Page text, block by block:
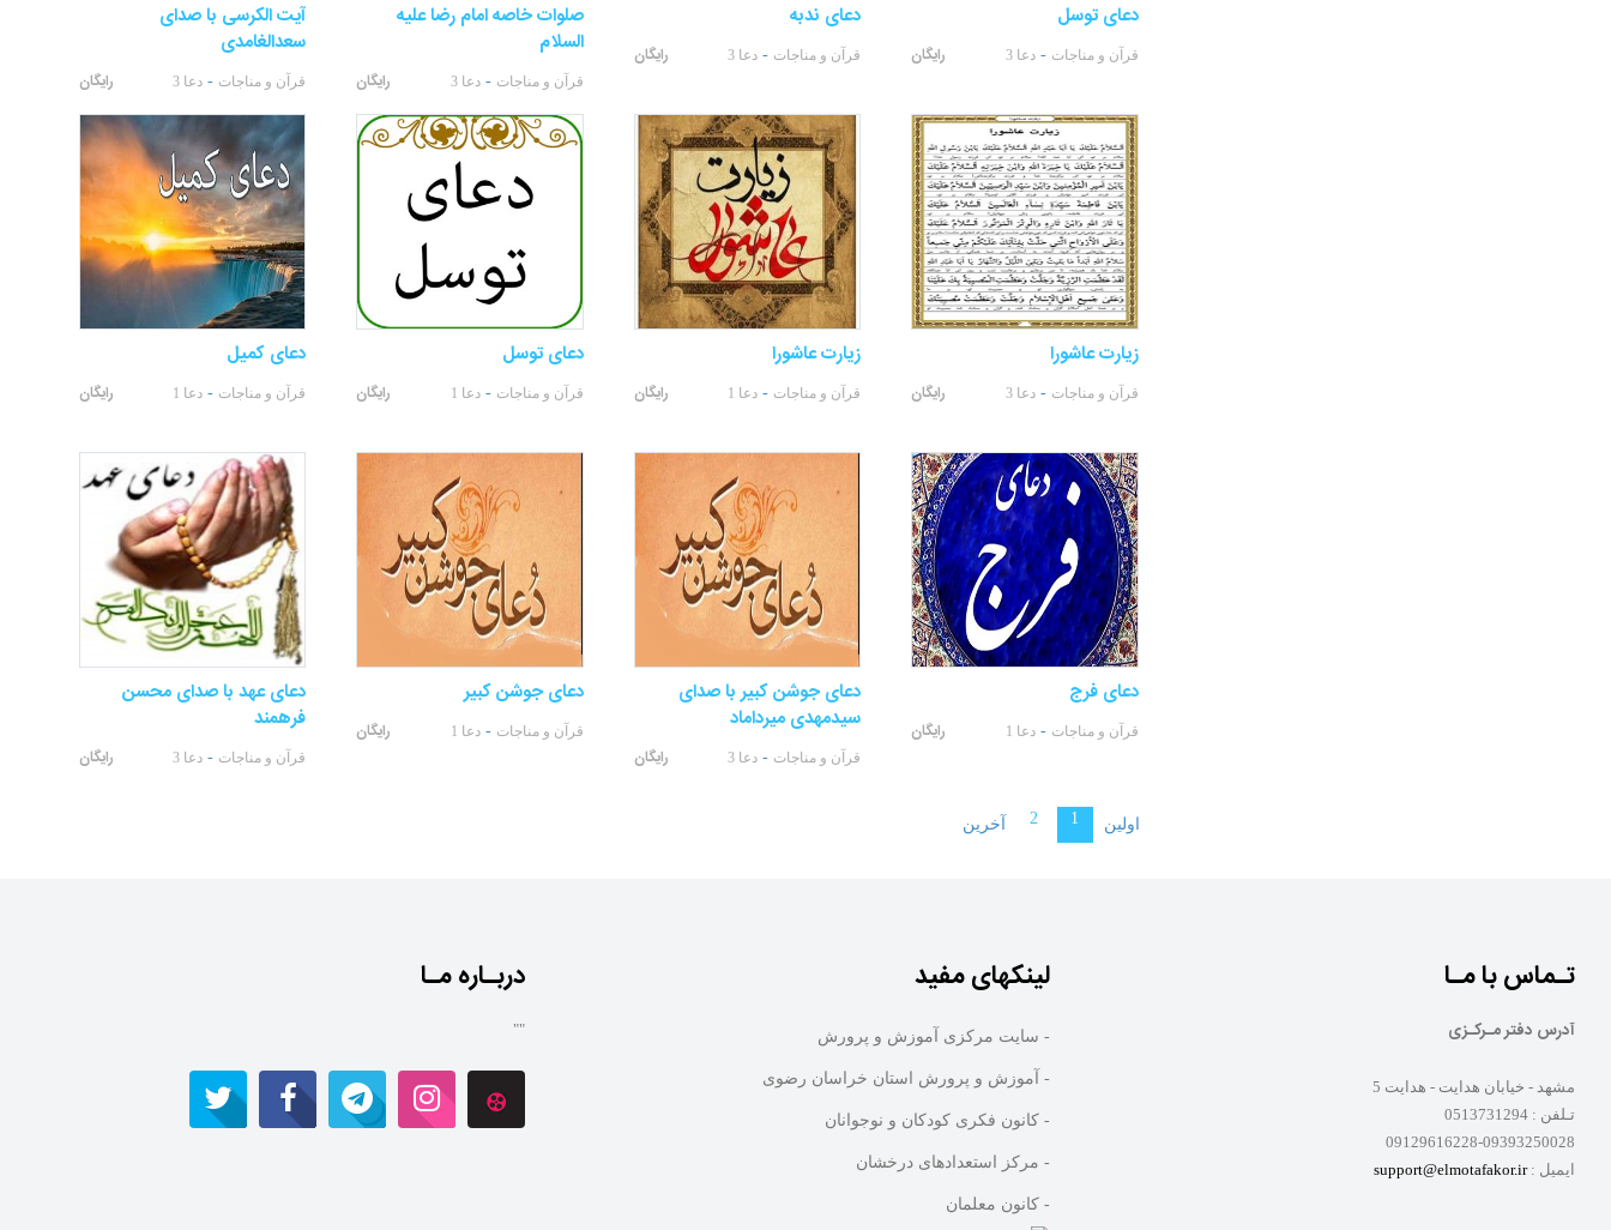
دعای توسل
قرآن و مناجات -دعا 3 رایگان
دعای ندبه
قرآن و مناجات - دعا 3 رایگان
صلوات خاصه امام رضا عليه
السلام
قرآن و مناجات -دعا 3 رایگان
آیت الکرسی با صدای
سعدالغامدی
قرآن و مناجات - دعا 3 رایگان
زیارت عاشورا
قرآن و مناجات -دعا 3 رایگان
زیارت عاشورا
قرآن و مناجات - دعا 1 رایگان
دعای توسل
قرآن و مناجات -دعا 1 رایگان
دعای کمیل
قرآن و مناجات - دعا 1 رایگان
دعای فرج
قرآن و مناجات -دعا 1 رایگان
دعای جوشن کبیر با صدای
سیدمهدی میرداماد
قرآن و مناجات - دعا 3 رایگان
دعای جوشن کبیر
قرآن و مناجات -دعا 1 رایگان
دعای عهد با صدای محسن
فرهمند
قرآن و مناجات - دعا 3 رایگان
اولین 1
2 آخرین
دربـاره مـا
""
لینکهای مفید
- سایت مرکزی آموزش و پرورش
- آموزش و پرورش استان خراسان رضوی
- کانون فکری کودکان و نوجوانان
- مرکز استعدادهای درخشان
- کانون معلمان
تـماس با مـا
آدرس دفتر مـرکـزی
مشهد - خیابان هدایت - هدایت 5
تـلفن : 0513731294
09129616228-09393250028
ایمیل :support@elmotafakor.ir